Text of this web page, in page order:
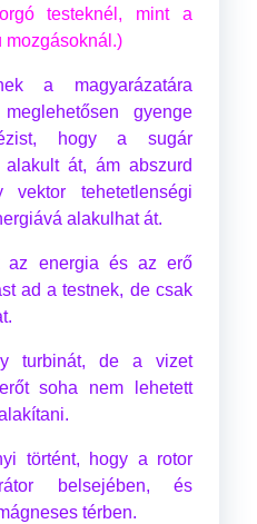
testeknél, mint a
mozgásoknál.)
a magyarázatára
gyenge
hogy a sugár
át, ám abszurd
tehetetlenségi
alakulhat át.
az energia és az erő
ad a testnek, de csak
turbinát, de a vizet
soha nem lehetett
történt, hogy a rotor
belsejében, és
térben.